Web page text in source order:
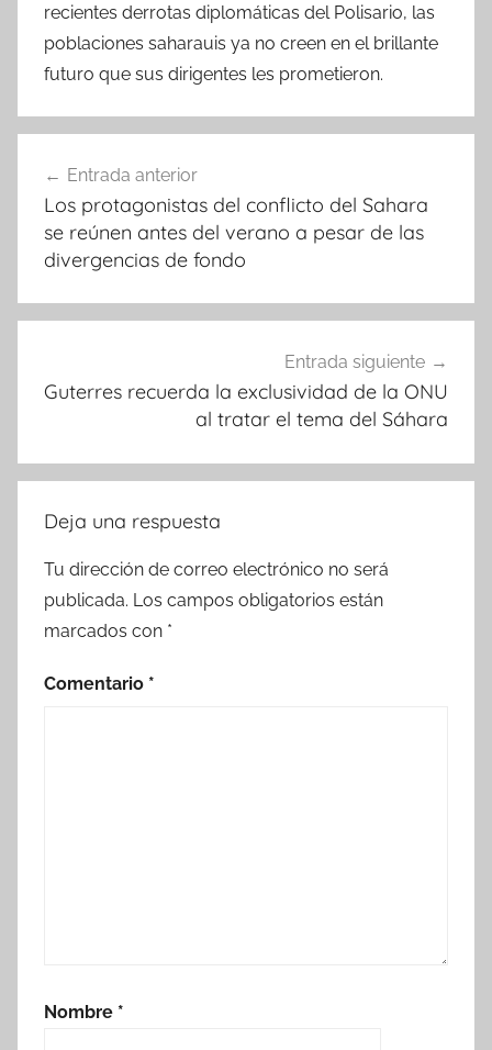
recientes derrotas diplomáticas del Polisario, las
poblaciones saharauis ya no creen en el brillante
futuro que sus dirigentes les prometieron.
de
entradas
Entrada anterior
Los protagonistas del conflicto del Sahara
se reúnen antes del verano a pesar de las
divergencias de fondo
Entrada siguiente
Guterres recuerda la exclusividad de la ONU
al tratar el tema del Sáhara
Deja una respuesta
Tu dirección de correo electrónico no será
publicada. Los campos obligatorios están
marcados con *
Comentario *
Nombre *